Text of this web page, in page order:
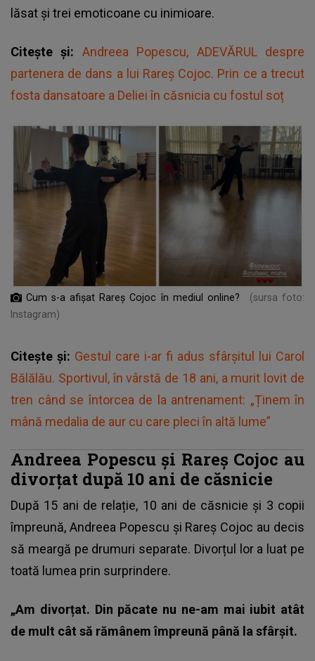
lăsat și trei emoticoane cu inimioare.
Citește și: Andreea Popescu, ADEVĂRUL despre
partenera de dans a lui Rareș Cojoc. Prin ce a trecut
fosta dansatoare a Deliei în căsnicia cu fostul soț
Cum s-a afișat Rareș Cojoc în mediul online?
(sursa foto:
Instagram)
Citește și: Gestul care i-ar fi adus sfârșitul lui Carol
Bălălău. Sportivul, în vârstă de 18 ani, a murit lovit de
tren când se întorcea de la antrenament: „Ținem în
mână medalia de aur cu care pleci în altă lume”
Andreea Popescu și Rareș Cojoc au
divorțat după 10 ani de căsnicie
După 15 ani de relație, 10 ani de căsnicie și 3 copii
împreună, Andreea Popescu și Rareș Cojoc au decis
să meargă pe drumuri separate. Divorțul lor a luat pe
toată lumea prin surprindere.
„Am divorțat. Din păcate nu ne-am mai iubit atât
de mult cât să rămânem împreună până la sfârșit.